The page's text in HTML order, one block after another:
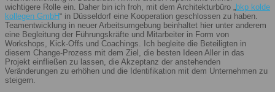
wichtigere Rolle ein. Daher bin ich froh, mit dem Architekturbüro „bkp kolde
kollegen GmbH“ in Düsseldorf eine Kooperation geschlossen zu haben.
Teamentwicklung in neuer Arbeitsumgebung beinhaltet hier unter anderem
eine Begleitung der Führungskräfte und Mitarbeiter in Form von
Workshops, Kick-Offs und Coachings. Ich begleite die Beteiligten in
diesem Change-Prozess mit dem Ziel, die besten Ideen Aller in das
Projekt einfließen zu lassen, die Akzeptanz der anstehenden
Veränderungen zu erhöhen und die Identifikation mit dem Unternehmen zu
steigern.